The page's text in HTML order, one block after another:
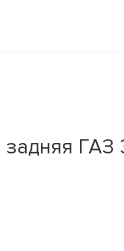
ГАЗ